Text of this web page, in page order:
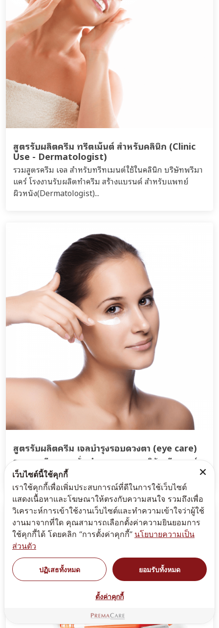
สูตรรับผลิตครีม ทรีตเม้นต์ สำหรับคลินิก (Clinic
Use - Dermatologist)
รวมสูตรครีม เจล สำหรับทรีทเมนต์ใช้ในคลินิก บริษัทพรีมา
แคร์ โรงงานรับผลิตทำครีม สร้างแบรนด์ สำหรับแพทย์
ผิวหนัง(Dermatologist)...
สูตรรับผลิตครีม เจลบำรุงรอบดวงตา (eye care)
รวมสูตรครีม เจล เซรั่ม บำรุงรอบดวงตา บริษัทพรีมา แคร์
โรงงานรับผลิตทำครีม สร้างแบรนด์ eye care
เว็บไซต์นี้ใช้คุกกี้
เราใช้คุกกี้เพื่อเพิ่มประสบการณ์ที่ดีในการใช้เว็บไซต์
แสดงเนื้อหาและโฆษณาให้ตรงกับความสนใจ รวมถึงเพื่อ
วิเคราะห์การเข้าใช้งานเว็บไซต์และทำความเข้าใจว่าผู้ใช้
งานมาจากที่ใด คุณสามารถเลือกตั้งค่าความยินยอมการ
ใช้คุกกี้ได้ โดยคลิก “การตั้งค่าคุกกี้” นโยบายความเป็น
ส่วนตัว
ปฏิเสธทั้งหมด ยอมรับทั้งหมด
ตั้งค่าคุกกี้